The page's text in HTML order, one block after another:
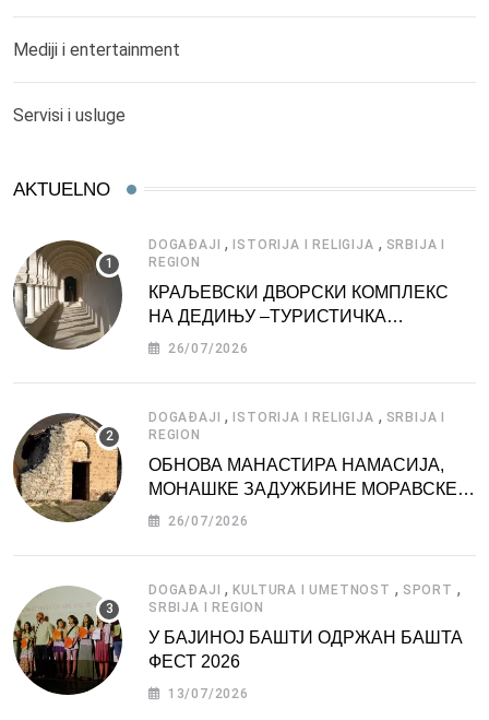
Mediji i entertainment
Servisi i usluge
AKTUELNO
DOGAĐAJI ,ISTORIJA I RELIGIJA , SRBIJA I
REGION
КРАЉЕВСКИ ДВОРСКИ КОМПЛЕКС
НА ДЕДИЊУ –ТУРИСТИЧКА
АТРАКЦИЈА
26/07/2026
DOGAĐAJI ,ISTORIJA I RELIGIJA , SRBIJA I
REGION
ОБНОВА МАНАСТИРА НАМАСИЈА,
МОНАШКЕ ЗАДУЖБИНЕ МОРАВСКЕ
СРБИЈЕ
26/07/2026
DOGAĐAJI ,KULTURA I UMETNOST , SPORT ,
SRBIJA I REGION
У БАЈИНОЈ БАШТИ ОДРЖАН БАШТА
ФЕСТ 2026
13/07/2026